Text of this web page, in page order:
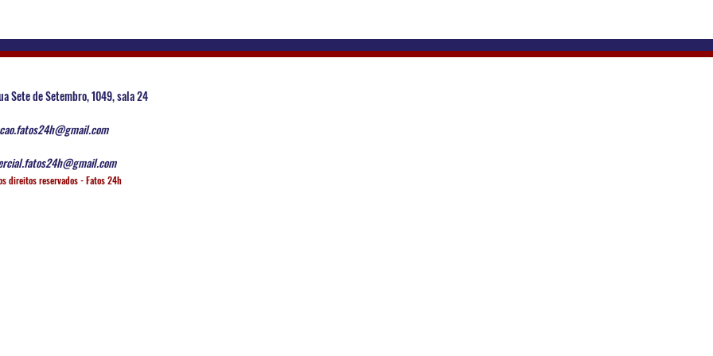
Sete de Setembro, 1049, sala 24
direitos reservados - Fatos 24h